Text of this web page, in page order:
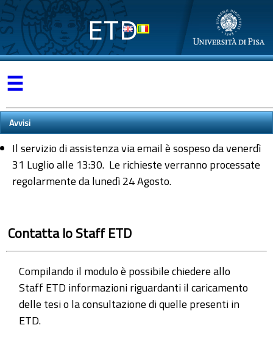
ETD
☰
Avvisi
Il servizio di assistenza via email è sospeso da venerdì
31 Luglio alle 13:30. Le richieste verranno processate
regolarmente da lunedì 24 Agosto.
Contatta lo Staff ETD
Compilando il modulo è possibile chiedere allo
Staff ETD informazioni riguardanti il caricamento
delle tesi o la consultazione di quelle presenti in
ETD.